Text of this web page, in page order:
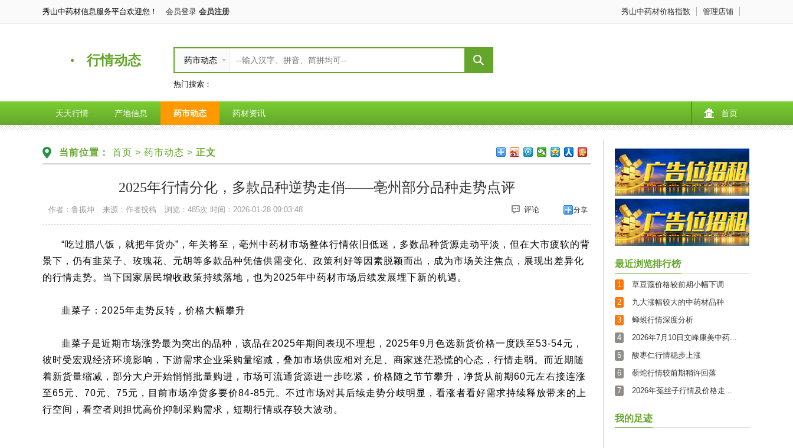
秀山中药材信息服务平台欢迎您！ 会员登录 会员注册 秀山中药材价格指数 管理店铺
行情动态 药市动态
热门搜索：
首页
天天行情 产地信息 药市动态 药材资讯
当前位置： 首页 > 药市动态 > 正文
2025年行情分化，多款品种逆势走俏——亳州部分品种走势点评
作者：鲁振坤 来源：作者投稿 浏览：485次 时间：2026-01-28 09:03:48 评论 分享
“吃过腊八饭，就把年货办”，年关将至，亳州中药材市场整体行情依旧低迷，多数品种货源走动平淡，但在大市疲软的背
景下，仍有韭菜子、玫瑰花、元胡等多款品种凭借供需变化、政策利好等因素脱颖而出，成为市场关注焦点，展现出差异化
的行情走势。当下国家居民增收政策持续落地，也为2025年中药材市场后续发展埋下新的机遇。
韭菜子：2025年走势反转，价格大幅攀升
韭菜子是近期市场涨势最为突出的品种，该品在2025年期间表现不理想，2025年9月色选新货价格一度跌至53-54元，
彼时受宏观经济环境影响，下游需求企业采购量缩减，叠加市场供应相对充足、商家迷茫恐慌的心态，行情走弱。而近期随
着新货量缩减，部分大户开始悄悄批量购进，市场可流通货源进一步吃紧，价格随之节节攀升，净货从前期60元左右接连涨
至65元、70元、75元，目前市场净货多要价84-85元。不过市场对其后续走势分歧明显，看涨者看好需求持续释放带来的上
行空间，看空者则担忧高价抑制采购需求，短期行情或存较大波动。
最近浏览排行榜
1
草豆蔻价格较前期小幅下调
2
九大涨幅较大的中药材品种
3
蝉蜕行情深度分析
4
2026年7月10日文峰康美中药...
5
酸枣仁行情稳步上涨
6
蕲蛇行情较前期稍许回落
7
2026年菟丝子行情及价格走...
我的足迹